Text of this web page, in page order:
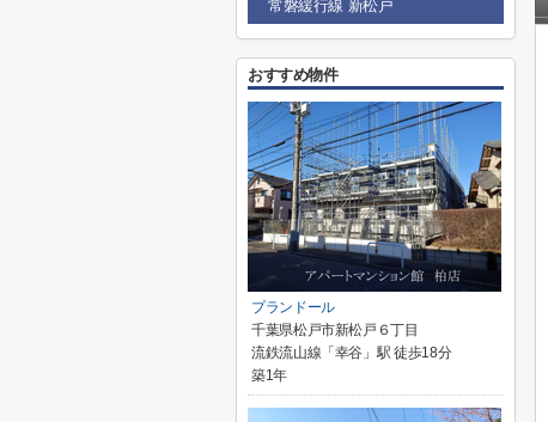
常磐緩行線 新松戸
おすすめ物件
プランドール
千葉県松戸市新松戸６丁目
流鉄流山線「幸谷」駅 徒歩18分
築1年